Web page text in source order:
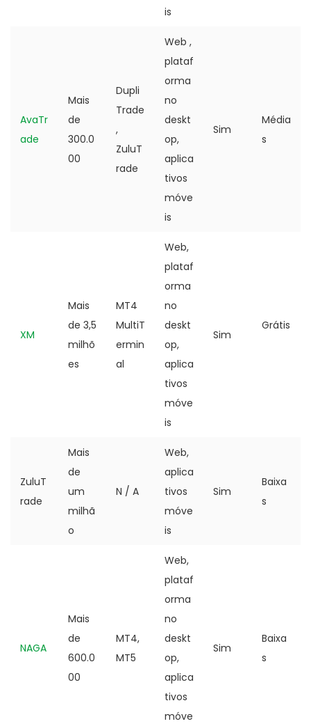
is
AvaTr
ade
Mais
de
300.0
00
Dupli
Trade
,
ZuluT
rade
Web ,
plataf
orma
no
deskt
op,
aplica
tivos
móve
is
Sim
Média
s
XM
Mais
de 3,5
milhõ
es
MT4
MultiT
ermin
al
Web,
plataf
orma
no
deskt
op,
aplica
tivos
móve
is
Sim
Grátis
ZuluT
rade
Mais
de
um
milhã
o
N / A
Web,
aplica
tivos
móve
is
Sim
Baixa
s
NAGA
Mais
de
600.0
00
MT4,
MT5
Web,
plataf
orma
no
deskt
op,
aplica
tivos
móve
Sim
Baixa
s